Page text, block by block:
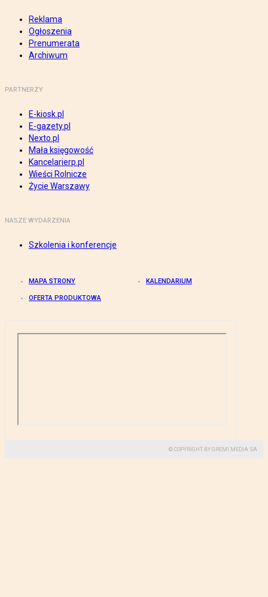
Reklama
Ogłoszenia
Prenumerata
Archiwum
PARTNERZY
E-kiosk.pl
E-gazety.pl
Nexto.pl
Mała księgowość
Kancelarierp.pl
Wieści Rolnicze
Życie Warszawy
NASZE WYDARZENIA
Szkolenia i konferencje
MAPA STRONY KALENDARIUM
OFERTA PRODUKTOWA
© COPYRIGHT BY GREMI MEDIA SA